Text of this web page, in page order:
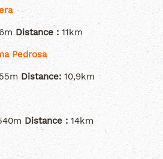
Distance : 11km
Pedrosa
Distance: 10,9km
Distance : 14km